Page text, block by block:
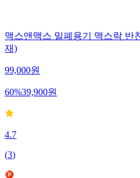
맥스앤맥스 밀폐용기 맥스락 반
재)
99,000원
60%39,900원
4.7
(3)